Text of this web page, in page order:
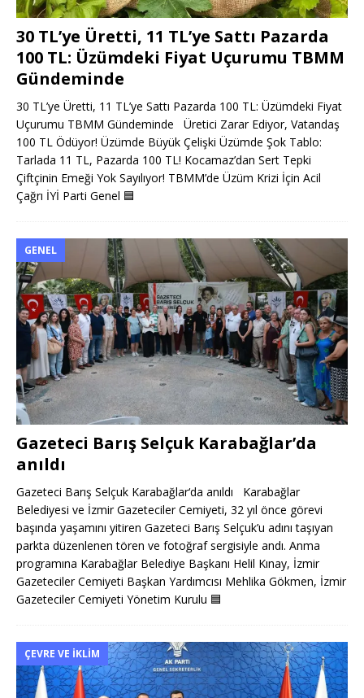
30 TL’ye Üretti, 11 TL’ye Sattı Pazarda
100 TL: Üzümdeki Fiyat Uçurumu TBMM
Gündeminde
30 TL’ye Üretti, 11 TL’ye Sattı Pazarda 100 TL: Üzümdeki Fiyat
Uçurumu TBMM Gündeminde Üretici Zarar Ediyor, Vatandaş
100 TL Ödüyor! Üzümde Büyük Çelişki Üzümde Şok Tablo:
Tarlada 11 TL, Pazarda 100 TL! Kocamaz’dan Sert Tepki
Çiftçinin Emeği Yok Sayılıyor! TBMM’de Üzüm Krizi İçin Acil
Çağrı İYİ Parti Genel 🟦
GENEL
Gazeteci Barış Selçuk Karabağlar’da
anıldı
Gazeteci Barış Selçuk Karabağlar‘da anıldı Karabağlar
Belediyesi ve İzmir Gazeteciler Cemiyeti, 32 yıl önce görevi
başında yaşamını yitiren Gazeteci Barış Selçuk’u adını taşıyan
parkta düzenlenen tören ve fotoğraf sergisiyle andı. Anma
programına Karabağlar Belediye Başkanı Helil Kınay, İzmir
Gazeteciler Cemiyeti Başkan Yardımcısı Mehlika Gökmen, İzmir
Gazeteciler Cemiyeti Yönetim Kurulu 🟦
ÇEVRE VE İKLIM